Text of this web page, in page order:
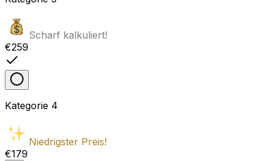
Scharf kalkuliert!
€259
Kategorie 4
Niedrigster Preis!
€179